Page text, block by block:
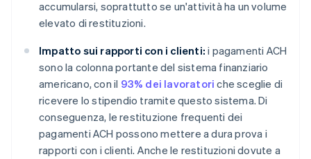
accumularsi, soprattutto se un'attività ha un volume
elevato di restituzioni.
Impatto sui rapporti con i clienti: i pagamenti ACH
sono la colonna portante del sistema finanziario
americano, con il 93% dei lavoratori che sceglie di
ricevere lo stipendio tramite questo sistema. Di
conseguenza, le restituzione frequenti dei
pagamenti ACH possono mettere a dura prova i
rapporti con i clienti. Anche le restituzioni dovute a